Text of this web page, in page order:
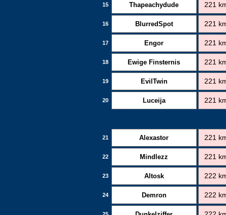
15 Thapeachydude 221
16 BlurredSpot 221
17 Engor 221
18 Ewige Finsternis 221
19 EvilTwin 221
20 Luceija 221
21 Alexastor 221
22 Mindlezz 221
23 Altosk 222
24 Demron 222